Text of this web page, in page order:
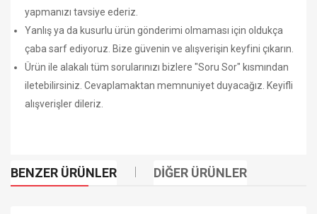
yapmanızı tavsiye ederiz.
Yanlış ya da kusurlu ürün gönderimi olmaması için oldukça
çaba sarf ediyoruz. Bize güvenin ve alışverişin keyfini çıkarın.
Ürün ile alakalı tüm sorularınızı bizlere "Soru Sor" kısmından
iletebilirsiniz. Cevaplamaktan memnuniyet duyacağız. Keyifli
alışverişler dileriz.
BENZER ÜRÜNLER DIĞER ÜRÜNLER